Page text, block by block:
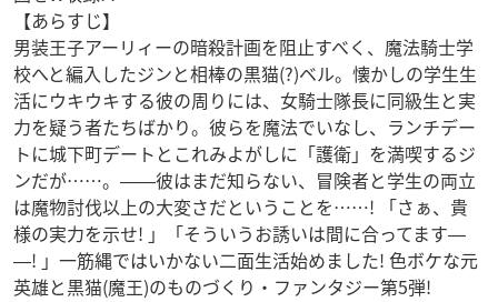
【あらすじ】
男装王子アーリィーの暗殺計画を阻止すべく、魔法騎士学
校へと編入したジンと相棒の黒猫(?)ベル。懐かしの学生生
活にウキウキする彼の周りには、女騎士隊長に同級生と実
力を疑う者たちばかり。彼らを魔法でいなし、ランチデー
トに城下町デートとこれみよがしに「護衛」を満喫するジ
ンだが……。――彼はまだ知らない、冒険者と学生の両立
は魔物討伐以上の大変さだということを……! 「さぁ、貴
様の実力を示せ! 」「そういうお誘いは間に合ってます―
―! 」一筋縄ではいかない二面生活始めました! 色ボケな元
英雄と黒猫(魔王)のものづくり・ファンタジー第5弾!